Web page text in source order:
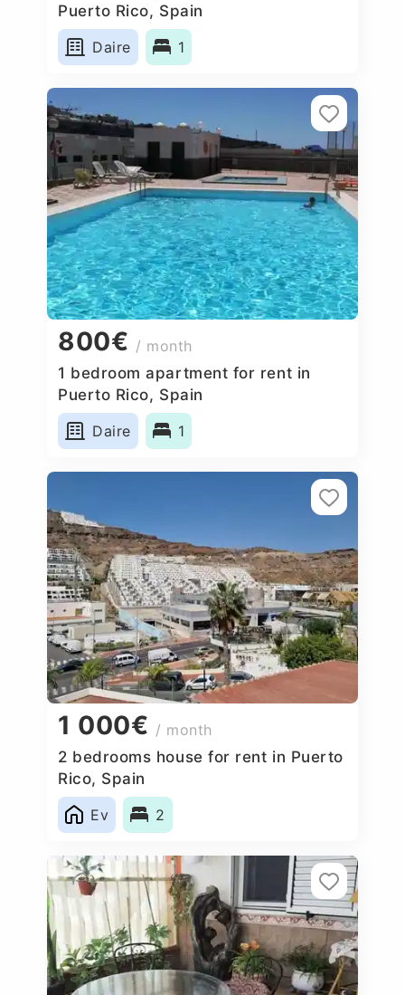
Puerto Rico, Spain
Daire
1
800€ / month
1 bedroom apartment for rent in
Puerto Rico, Spain
Daire
1
1 000€ / month
2 bedrooms house for rent in Puerto
Rico, Spain
Ev
2